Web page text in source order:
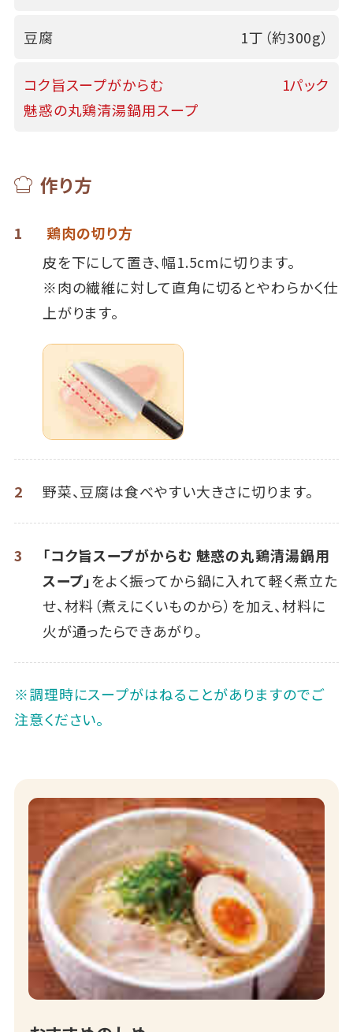
豆腐 1丁（約300g）
コク旨スープがからむ
魅惑の丸鶏清湯鍋用スープ
1パック
作り方
1
鶏肉の切り方
皮を下にして置き、幅1.5cmに切ります。
※肉の繊維に対して直角に切るとやわらかく仕
上がります。
2 野菜、豆腐は食べやすい大きさに切ります。
3
「コク旨スープがからむ 魅惑の丸鶏清湯鍋用
スープ」をよく振ってから鍋に入れて軽く煮立た
せ、材料（煮えにくいものから）を加え、材料に
火が通ったらできあがり。
※調理時にスープがはねることがありますのでご
注意ください。